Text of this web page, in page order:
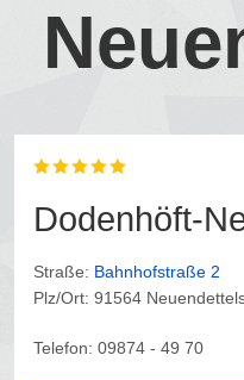
Dodenhöft-
Straße: Bahnhofstraße 2
Plz/Ort: 91564
Telefon: 09874 - 49 70